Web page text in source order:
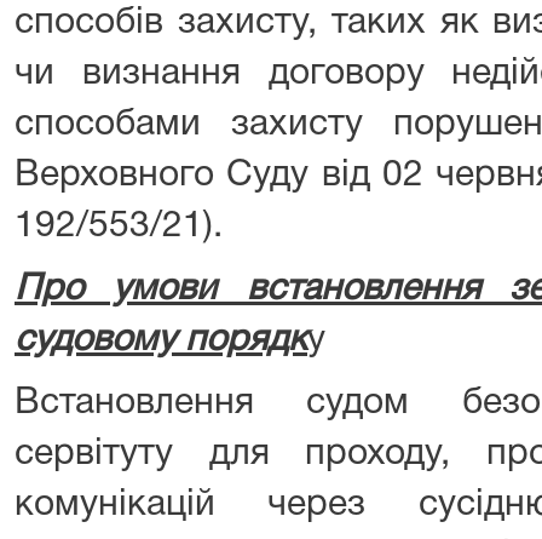
способів захисту, таких як
чи визнання договору
способами захисту
Верховного Суду від 02
192/553/21).
Про умови встановлення
судовому порядку
Встановлення судом
сервітуту для проходу,
комунікацій через